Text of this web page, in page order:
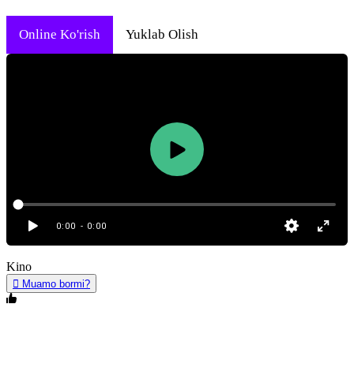
Online Ko'rish Yuklab Olish
0:00 - 0:00
Kino
Muamo bormi?